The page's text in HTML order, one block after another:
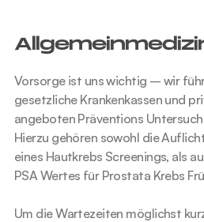
Vorsorge ist uns wichtig – wir
gesetzliche Krankenkassen und
angeboten Präventions
Hierzu gehören sowohl die
eines Hautkrebs Screenings, als
PSA Wertes für Prostata Krebs
Um die Wartezeiten möglichst